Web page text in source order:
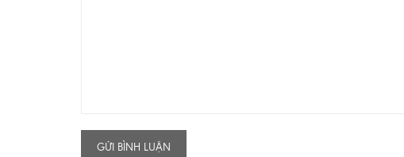
GỬI BÌNH LUẬN